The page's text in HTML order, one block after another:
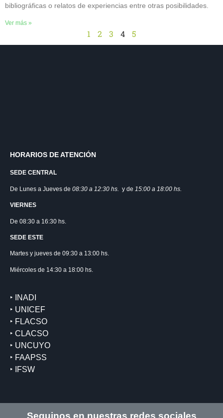
bibliográficas o relatos de experiencias entre otras posibilidades.
Ver más »
1 2 3 4 5
HORARIOS DE ATENCIÓN
SEDE CENTRAL
De Lunes a Jueves de 08:30 a 12:30 hs. y de 15:00 a 18:00 hs.
VIERNES
De 08:30 a 16:30 hs.
SEDE ESTE
Martes y jueves de 09:30 a 13:00 hs.
Miércoles de 14:30 a 18:00 hs.
‣ INADI
‣ UNICEF
‣ FLACSO
‣ CLACSO
‣ UNCUYO
‣ FAAPSS
‣ IFSW
Seguinos en nuestras redes sociales